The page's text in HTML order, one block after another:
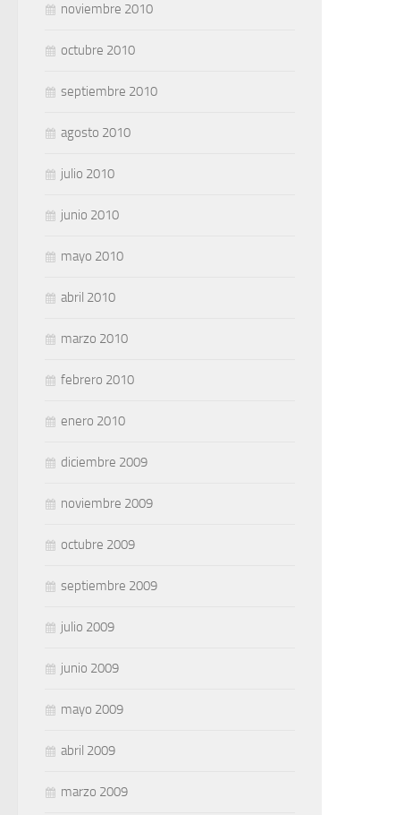
noviembre 2010
octubre 2010
septiembre 2010
agosto 2010
julio 2010
junio 2010
mayo 2010
abril 2010
marzo 2010
febrero 2010
enero 2010
diciembre 2009
noviembre 2009
octubre 2009
septiembre 2009
julio 2009
junio 2009
mayo 2009
abril 2009
marzo 2009